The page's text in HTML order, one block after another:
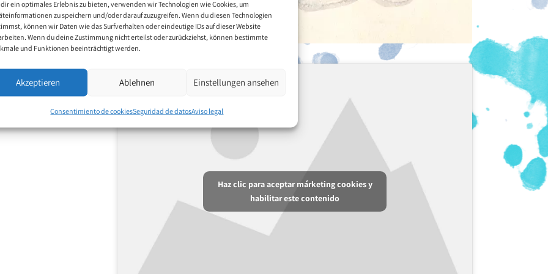
ein optimales Erlebnis zu bieten, verwenden wir Technologien wie Cookies, um
zu speichern und/oder darauf zuzugreifen. Wenn du diesen Technologien
können wir Daten wie das Surfverhalten oder eindeutige IDs auf dieser Website
Wenn du deine Zustimmung nicht erteilst oder zurückziehst, können bestimmte
und Funktionen beeinträchtigt werden.
Akzeptieren Ablehnen Einstellungen ansehen
Consentimiento de cookiesSeguridad de datosAviso legal
Haz clic para aceptar márketing cookies y
habilitar este contenido